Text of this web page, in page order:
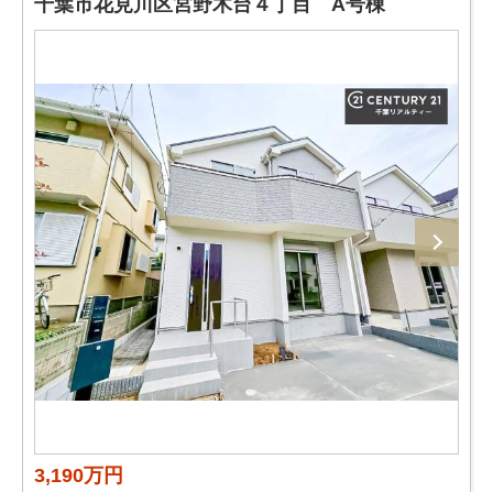
千葉市花見川区宮野木台４丁目 A号棟
3,190万円